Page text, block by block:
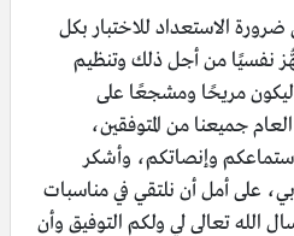
الاستعداد للاختبار بكل
نفسيًا من أجل ذلك وتنظيم
ليكون مريحًا ومشجعًا على
جميعنا من المتوفقين،
وإنصاتكم، وأشكر
على أمل أن نلتقي في مناسبات
الله تعالى لي ولكم التوفيق وأن